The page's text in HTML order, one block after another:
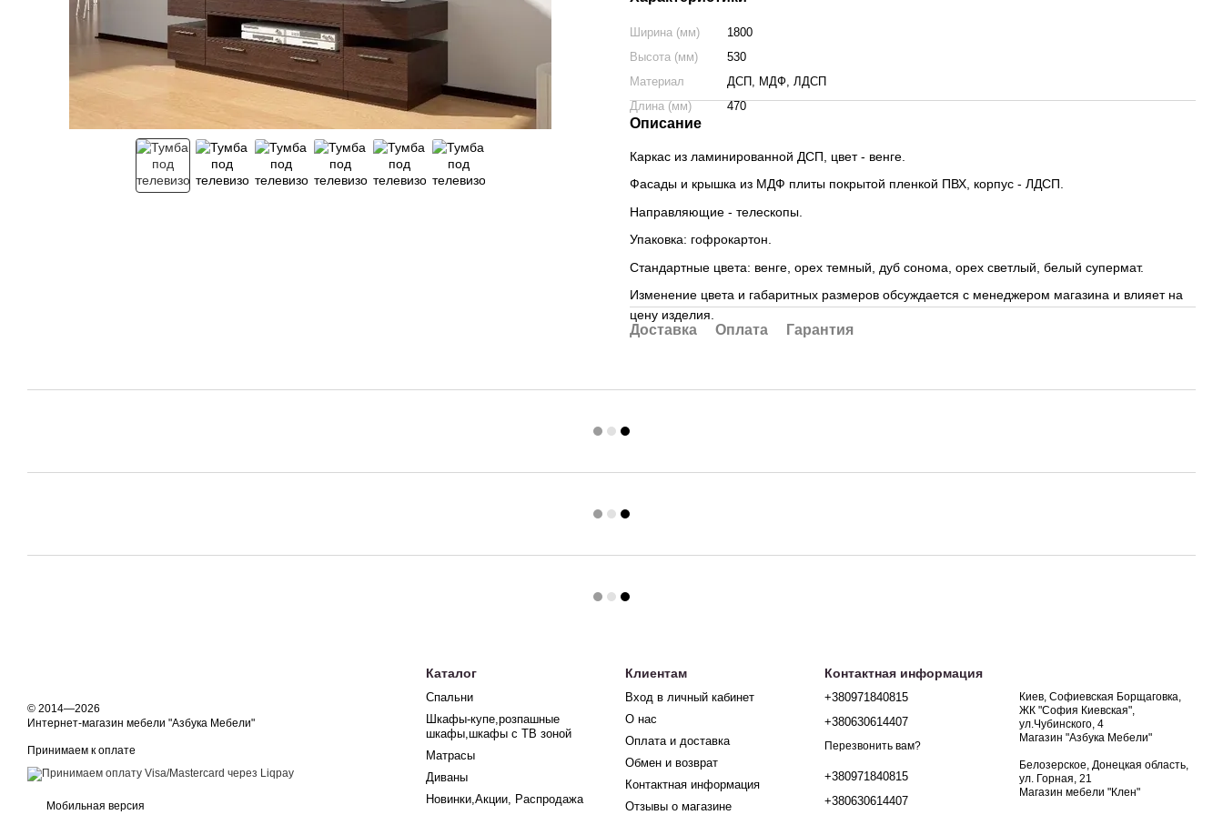
Ширина (мм)
1800
Высота (мм)
530
Материал
ДСП, МДФ, ЛДСП
Длина (мм)
470
Описание
Каркас из ламинированной ДСП, цвет - венге.
Фасады и крышка из МДФ плиты покрытой пленкой ПВХ, корпус - ЛДСП.
Направляющие - телескопы.
Упаковка: гофрокартон.
Стандартные цвета: венге, орех темный, дуб сонома, орех светлый, белый супермат.
Изменение цвета и габаритных размеров обсуждается с менеджером магазина и влияет на
цену изделия.
Доставка Оплата Гарантия
© 2014—2026
Интернет-магазин мебели "Азбука Мебели"
Принимаем к оплате
Мобильная версия
Каталог
Спальни
Шкафы-купе,розпашные
шкафы,шкафы с ТВ зоной
Матрасы
Диваны
Новинки,Акции, Распродажа
Клиентам
Вход в личный кабинет
О нас
Оплата и доставка
Обмен и возврат
Контактная информация
Отзывы о магазине
Контактная информация
+380971840815
+380630614407
Перезвонить вам?
+380971840815
+380630614407
Киев, Софиевская Борщаговка,
ЖК "София Киевская",
ул.Чубинского, 4
Магазин "Азбука Мебели"
Белозерское, Донецкая область,
ул. Горная, 21
Магазин мебели "Клен"